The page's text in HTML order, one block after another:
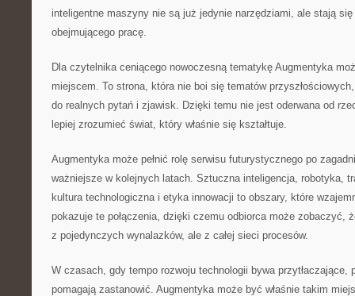
inteligentne maszyny nie są już jedynie narzędziami, ale stają
obejmującego pracę.
Dla czytelnika ceniącego nowoczesną tematykę Augmentyka
miejscem. To strona, która nie boi się tematów
do realnych pytań i zjawisk. Dzięki temu nie jest oderwana od
lepiej zrozumieć świat, który właśnie się kształtuje.
Augmentyka może pełnić rolę serwisu futurystycznego po
ważniejsze w kolejnych latach. Sztuczna inteligencja, robotyka,
kultura technologiczna i etyka innowacji to obszary, które
pokazuje te połączenia, dzięki czemu odbiorca może zobaczyć,
z pojedynczych wynalazków, ale z całej sieci procesów.
W czasach, gdy tempo rozwoju technologii bywa przytłaczające,
pomagają zastanowić. Augmentyka może być właśnie takim